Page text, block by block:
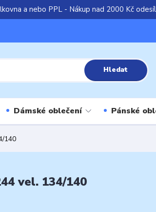
a nebo PPL - Nákup nad 2000 Kč
Hledat
Dámské oblečení Pánské
140
vel. 134/140